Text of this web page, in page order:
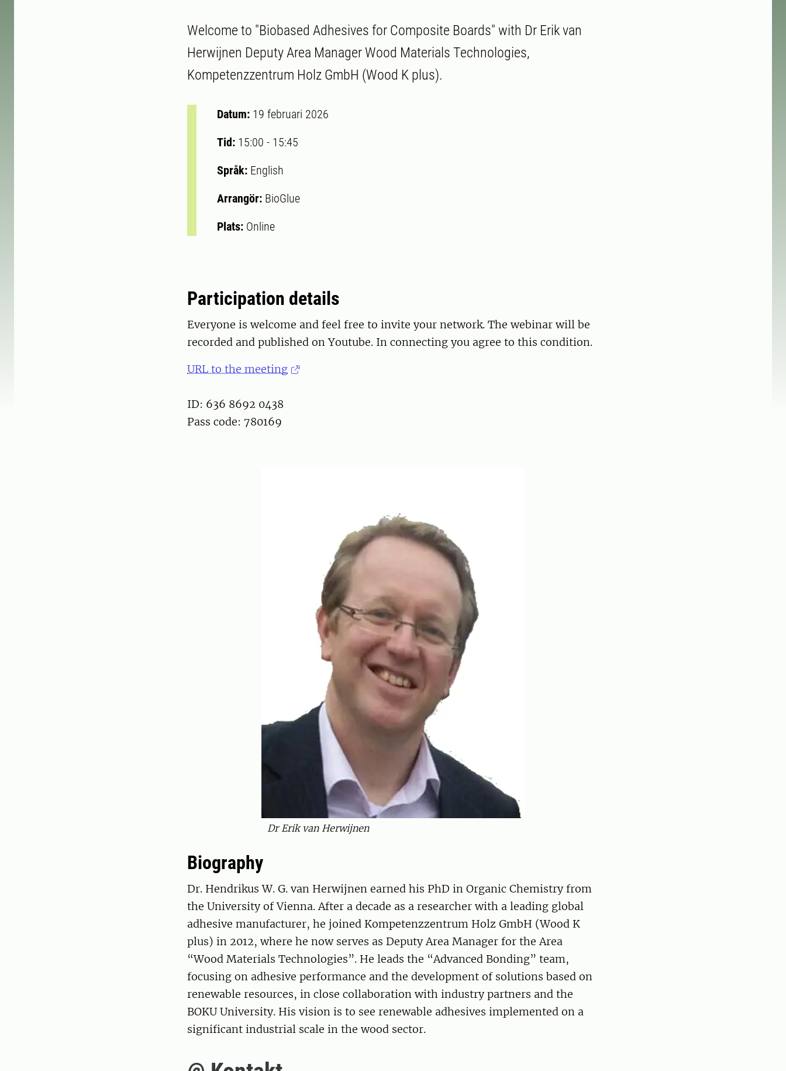
Welcome to "Biobased Adhesives for Composite Boards" with Dr Erik van
Herwijnen Deputy Area Manager Wood Materials Technologies,
Kompetenzzentrum Holz GmbH (Wood K plus).
Datum: 19 februari 2026
Tid: 15:00 - 15:45
Språk: English
Arrangör: BioGlue
Plats: Online
Participation details
Everyone is welcome and feel free to invite your network. The webinar will be
recorded and published on Youtube. In connecting you agree to this condition.
URL to the meeting
ID: 636 8692 0438
Pass code: 780169
Dr Erik van Herwijnen
Biography
Dr. Hendrikus W. G. van Herwijnen earned his PhD in Organic Chemistry from
the University of Vienna. After a decade as a researcher with a leading global
adhesive manufacturer, he joined Kompetenzzentrum Holz GmbH (Wood K
plus) in 2012, where he now serves as Deputy Area Manager for the Area
“Wood Materials Technologies”. He leads the “Advanced Bonding” team,
focusing on adhesive performance and the development of solutions based on
renewable resources, in close collaboration with industry partners and the
BOKU University. His vision is to see renewable adhesives implemented on a
significant industrial scale in the wood sector.